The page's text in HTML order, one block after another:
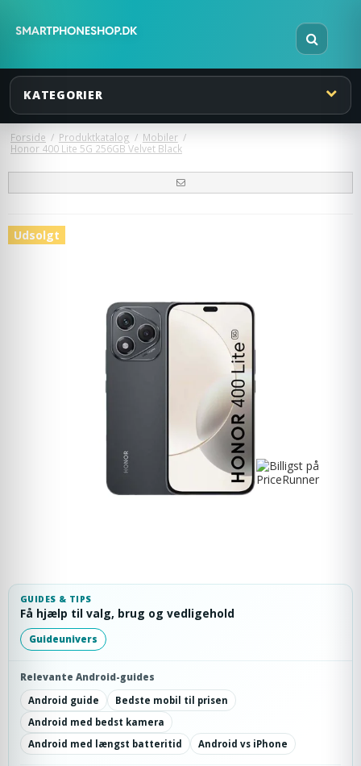
KATEGORIER
Forside / Produktkatalog / Mobiler /
Honor 400 Lite 5G 256GB Velvet Black
Udsolgt
GUIDES & TIPS
Få hjælp til valg, brug og vedligehold
Guideunivers
Relevante Android-guides
Android guide
Bedste mobil til prisen
Android med bedst kamera
Android med længst batteritid
Android vs iPhone